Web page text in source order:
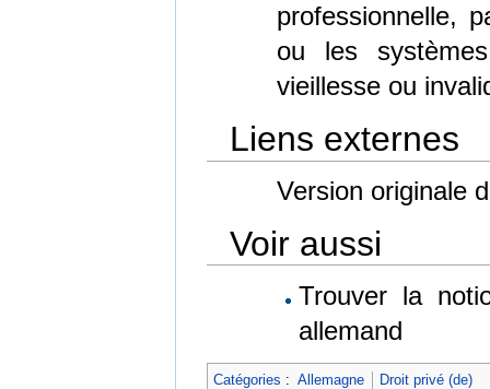
professionnelle,
ou les
vieillesse ou
Liens externes
Version originale
Voir aussi
Trouver la
allemand
Catégories : Allemagne Droit privé (de)